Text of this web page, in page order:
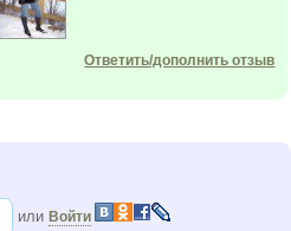
Ответить/дополнить отзыв
или Войти